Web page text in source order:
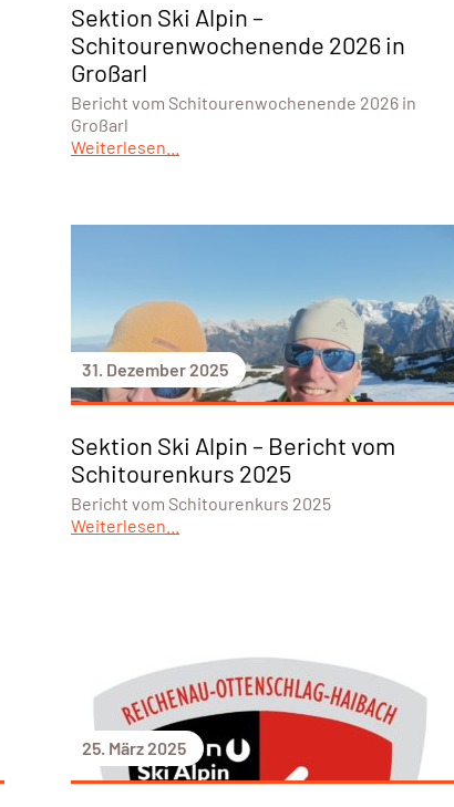
Sektion Ski Alpin –
Schitourenwochenende 2026 in
Großarl
Bericht vom Schitourenwochenende 2026 in
Großarl
Weiterlesen...
31. Dezember 2025
Sektion Ski Alpin – Bericht vom
Schitourenkurs 2025
Bericht vom Schitourenkurs 2025
Weiterlesen...
25. März 2025